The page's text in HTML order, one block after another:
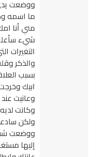
ووضعت
ما اسمه
مني أنا
شيء
التغيرات
والذكر
بسبب
ابيك
وعانيت
وكانت
ولكن
ووضعت
إليها